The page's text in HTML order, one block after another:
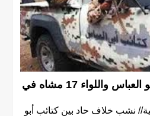
خلاف حاد بين كتائب أبو العباس واللواء 17 مشاه في
نشب خلاف حاد بين كتائب أبو